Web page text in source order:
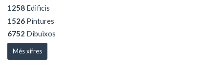
1258 Edificis
1526 Pintures
6752 Dibuixos
Més xifres